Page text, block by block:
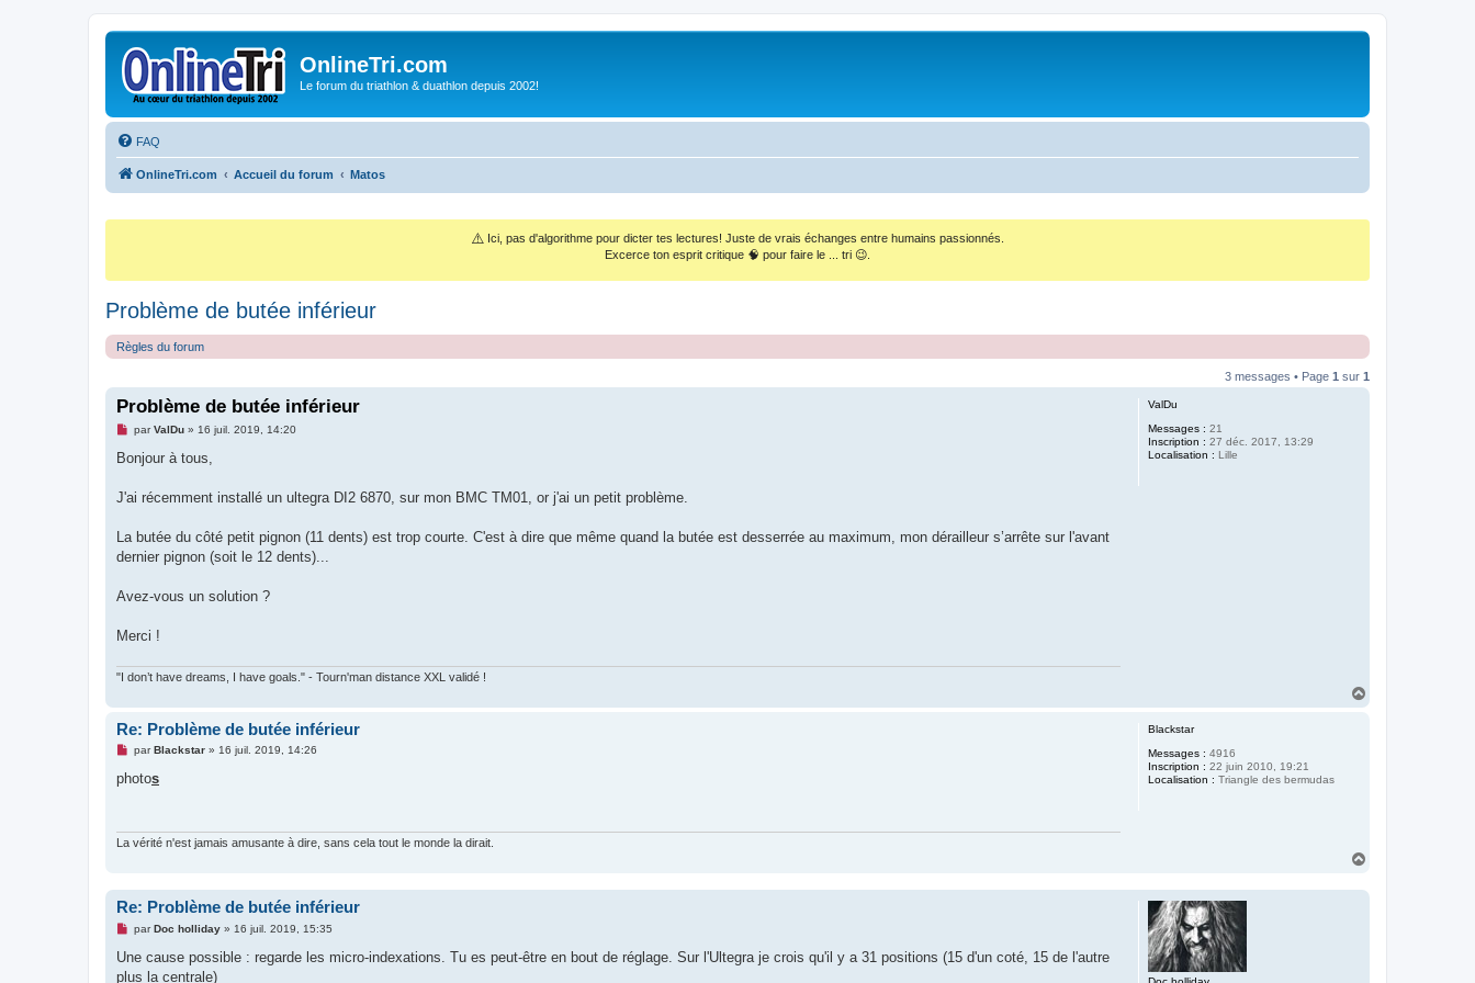
OnlineTri.com
Le forum du triathlon & duathlon depuis 2002!
FAQ
OnlineTri.com Accueil du forum Matos
⚠️ Ici, pas d'algorithme pour dicter tes lectures! Juste de vrais échanges entre humains passionnés.
Excerce ton esprit critique 🧠 pour faire le ... tri 😉.
Problème de butée inférieur
Règles du forum
3 messages • Page 1 sur 1
ValDu
Messages : 21
Inscription : 27 déc. 2017, 13:29
Localisation : Lille
Problème de butée inférieur
M
s
g
o
l
parValDu» 16 juil. 2019, 14:20
Bonjour à tous,
J'ai récemment installé un ultegra DI2 6870, sur mon BMC TM01, or j'ai un petit problème.
La butée du côté petit pignon (11 dents) est trop courte. C'est à dire que même quand la butée est desserrée au maximum, mon dérailleur s’arrête sur l'avant
dernier pignon (soit le 12 dents)...
Avez-vous un solution ?
Merci !
"I don’t have dreams, I have goals." - Tourn'man distance XXL validé !
Blackstar
Messages : 4916
Inscription : 22 juin 2010, 19:21
Localisation : Triangle des bermudas
Re: Problème de butée inférieur
M
s
n
par Blackstar» 16 juil. 2019, 14:26
photos
La vérité n'est jamais amusante à dire, sans cela tout le monde la dirait.
Re: Problème de butée inférieur
M
s
a
parDoc holliday» 16 juil. 2019, 15:35
Une cause possible : regarde les micro-indexations. Tu es peut-être en bout de réglage. Sur l'Ultegra je crois qu'il y a 31 positions (15 d'un coté, 15 de l'autre
plus la centrale)